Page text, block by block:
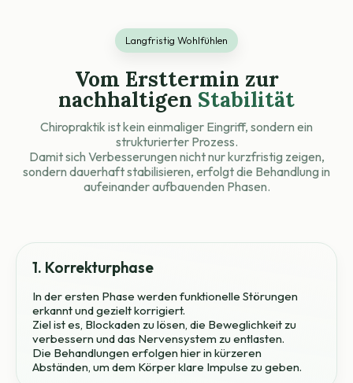
Langfristig Wohlfühlen
Vom Ersttermin zur
nachhaltigen Stabilität
Chiropraktik ist kein einmaliger Eingriff, sondern ein
strukturierter Prozess.
Damit sich Verbesserungen nicht nur kurzfristig zeigen,
sondern dauerhaft stabilisieren, erfolgt die Behandlung in
aufeinander aufbauenden Phasen.
1. Korrekturphase
In der ersten Phase werden funktionelle Störungen
erkannt und gezielt korrigiert.
Ziel ist es, Blockaden zu lösen, die Beweglichkeit zu
verbessern und das Nervensystem zu entlasten.
Die Behandlungen erfolgen hier in kürzeren
Abständen, um dem Körper klare Impulse zu geben.